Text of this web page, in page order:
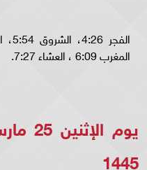
المغرب 6:09 ، العشاء 7:27.
1445